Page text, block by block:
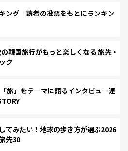
ング 読者の投票をもとにランキン
韓国旅行がもっと楽しくなる 旅先・
ク
旅」をテーマに語るインタビュー連
てみたい！地球の歩き方が選ぶ2026
先30